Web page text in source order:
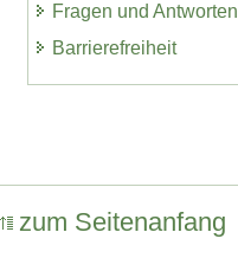
Fragen und Antworten
Barrierefreiheit
zum Seitenanfang